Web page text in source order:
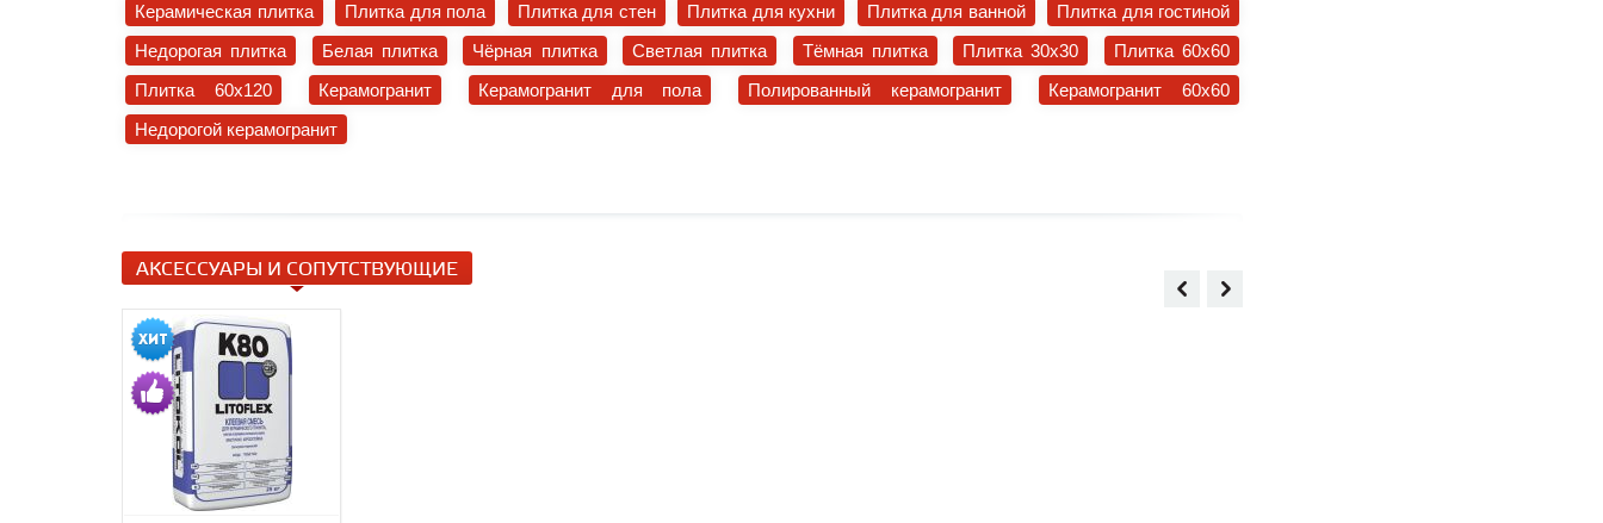
Керамическая плитка Плитка для пола Плитка для стен Плитка для кухни Плитка для ванной
Плитка для гостиной
Недорогая плитка
Белая плитка Чёрная плитка Светлая плитка Тёмная плитка Плитка 30x30
Плитка 60x60
Плитка 60x120
Керамогранит Керамогранит для пола Полированный керамогранит
Керамогранит 60x60
Недорогой керамогранит
АКСЕССУАРЫ И СОПУТСТВУЮЩИЕ